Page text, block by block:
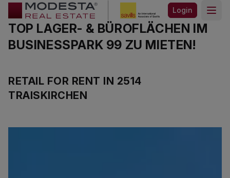
Login
TOP LAGER- & BÜROFLÄCHEN IM
BUSINESSPARK 99 ZU MIETEN!
RETAIL FOR RENT IN 2514
TRAISKIRCHEN